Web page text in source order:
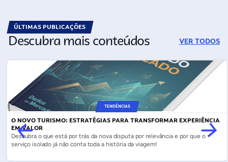
ÚLTIMAS PUBLICAÇÕES
Descubra mais conteúdos VER TODOS
TENDÊNCIAS
O NOVO TURISMO: ESTRATÉGIAS PARA TRANSFORMAR EXPERIÊNCIA
EM VALOR
Descubra o que está por trás da nova disputa por relevância e por que o
serviço isolado já não conta toda a história da viagem!